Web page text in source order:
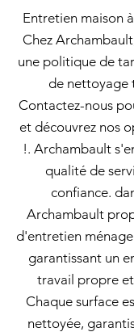
Entretien maison
Chez
une politique de
de nettoyage
Contactez-nous
et découvrez nos
!. Archambault
qualité de
confiance.
Archambault
d'entretien
garantissant un
travail propre
Chaque surface
nettoyée,